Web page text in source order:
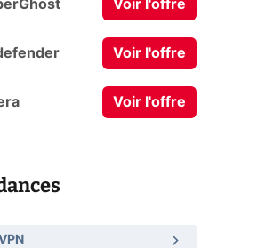
Voir l'offre
Voir l'offre
Voir l'offre